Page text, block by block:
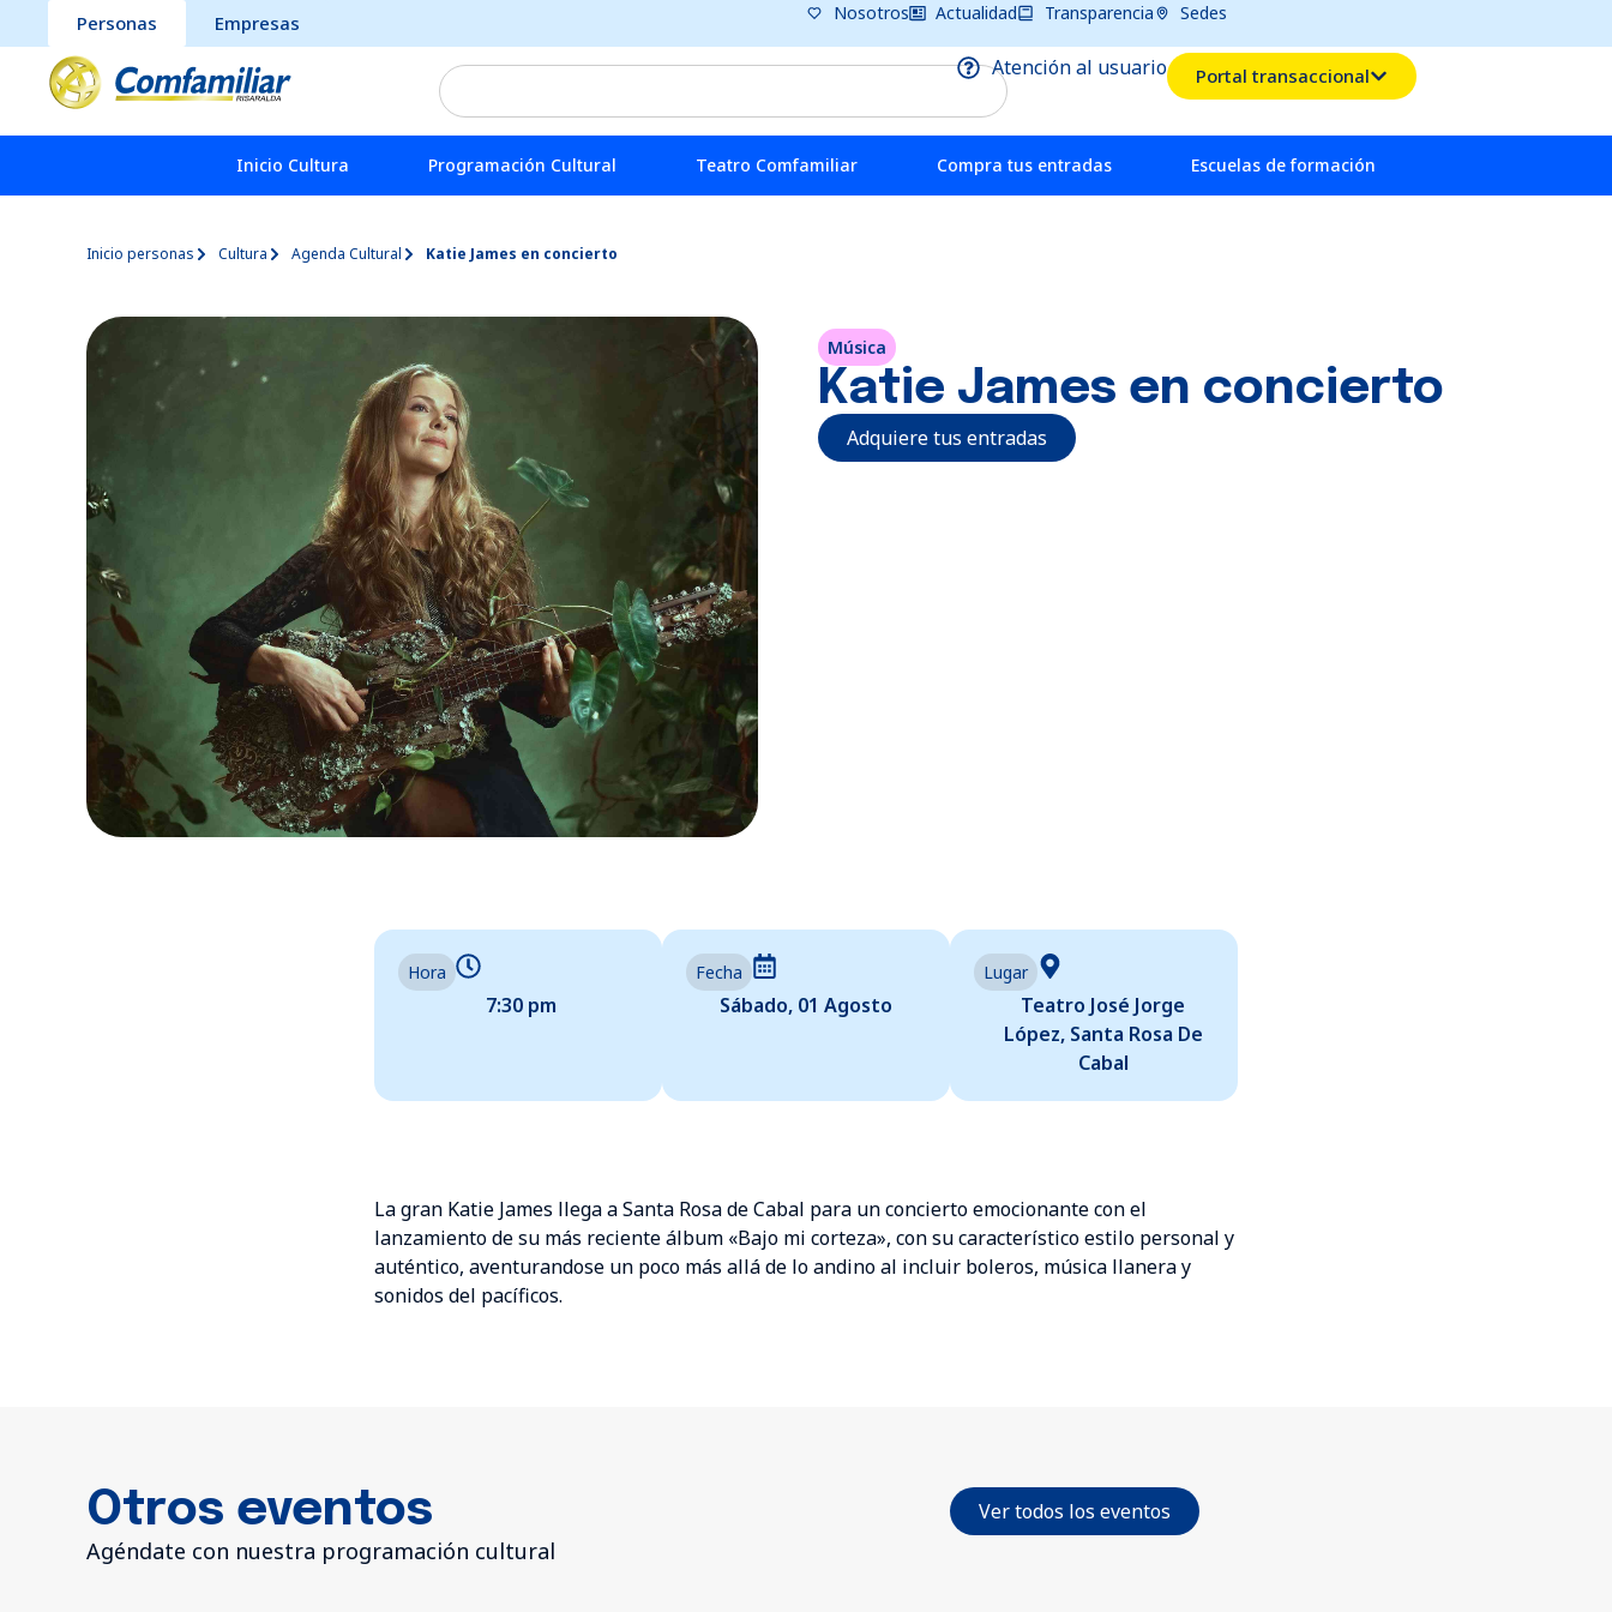
Personas Empresas Nosotros Actualidad Transparencia Sedes
Atención al usuario Portal transaccional
Inicio Cultura Programación Cultural Teatro Comfamiliar Compra tus entradas Escuelas de formación
Inicio personas Cultura Agenda Cultural Katie James en concierto
Música
Katie James en concierto
Adquiere tus entradas
Hora
7:30 pm
Fecha
Sábado, 01 Agosto
Lugar
Teatro José Jorge
López, Santa Rosa De
Cabal
La gran Katie James llega a Santa Rosa de Cabal para un concierto emocionante con el
lanzamiento de su más reciente álbum «Bajo mi corteza», con su característico estilo personal y
auténtico, aventurandose un poco más allá de lo andino al incluir boleros, música llanera y
sonidos del pacíficos.
Otros eventos
Agéndate con nuestra programación cultural
Ver todos los eventos